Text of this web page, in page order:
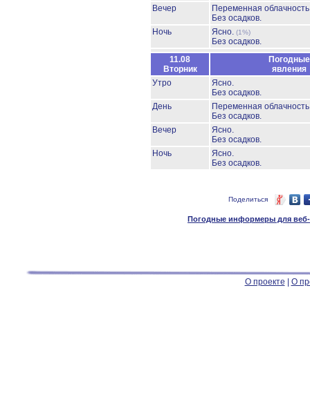
Вечер
Переменная
Без осадков.
Ночь
Ясно. (1%)
Без осадков.
11.08
Вторник
Погодные
явления
Утро
Ясно.
Без осадков.
День
Переменная облачность
Без осадков.
Вечер
Ясно.
Без осадков.
Ночь
Ясно.
Без осадков.
Поделиться
Погодные информеры для веб-
О проекте О